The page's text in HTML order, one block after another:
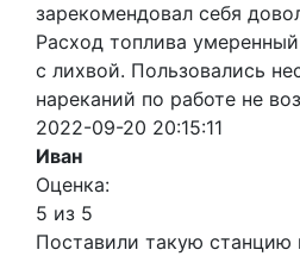
зарекомендовал себя
Расход топлива
с лихвой. Пользовались
нареканий по работе не
2022-09-20 20:15:11
Иван
Оценка:
5 из 5
Поставили такую станцию